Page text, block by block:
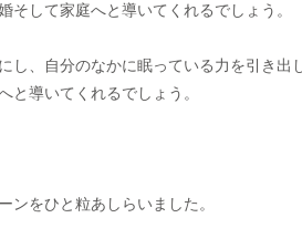
して家庭へと導いてくれるでしょう。
し、自分のなかに眠っている力を引き
と導いてくれるでしょう。
ンをひと粒あしらいました。